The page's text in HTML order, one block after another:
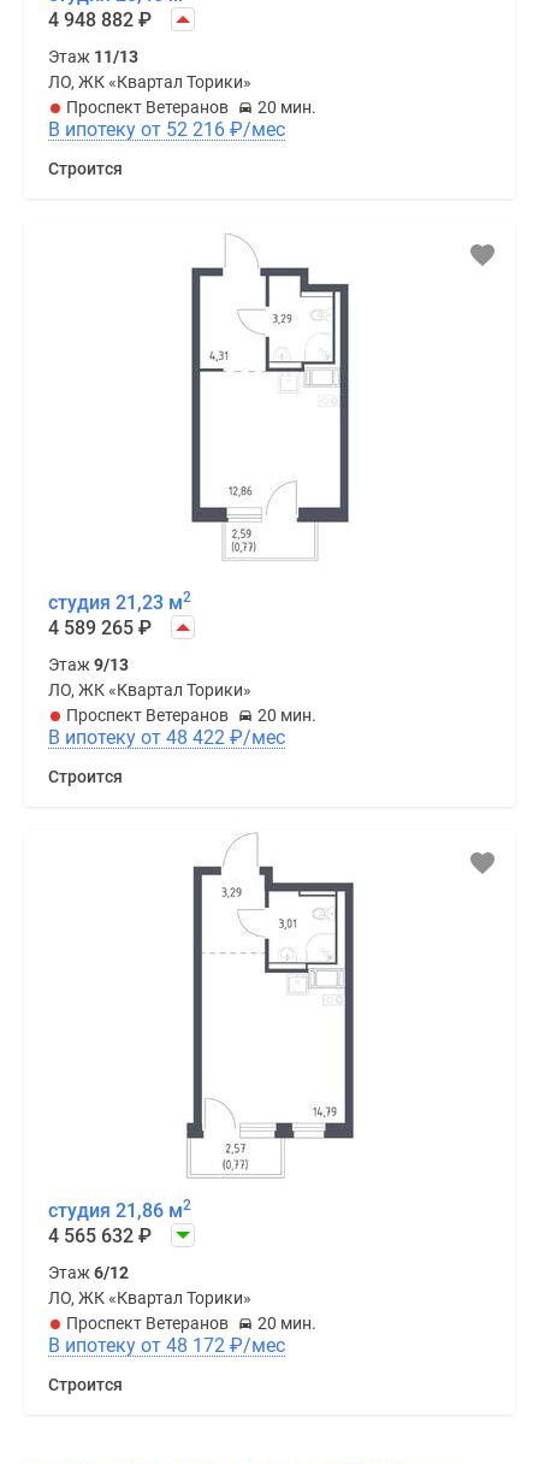
4 948 882 ₽
Этаж 11/13
ЛО, ЖК «Квартал Торики»
Проспект Ветеранов
20 мин.
В ипотеку от 52 216 ₽/мес
Строится
студия 21,23 м2
4 589 265 ₽
Этаж 9/13
ЛО, ЖК «Квартал Торики»
Проспект Ветеранов
20 мин.
В ипотеку от 48 422 ₽/мес
Строится
студия 21,86 м2
4 565 632 ₽
Этаж 6/12
ЛО, ЖК «Квартал Торики»
Проспект Ветеранов
20 мин.
В ипотеку от 48 172 ₽/мес
Строится